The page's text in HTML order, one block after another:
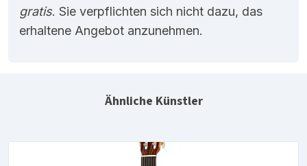
gratis. Sie verpflichten sich nicht dazu, das
erhaltene Angebot anzunehmen.
Ähnliche Künstler